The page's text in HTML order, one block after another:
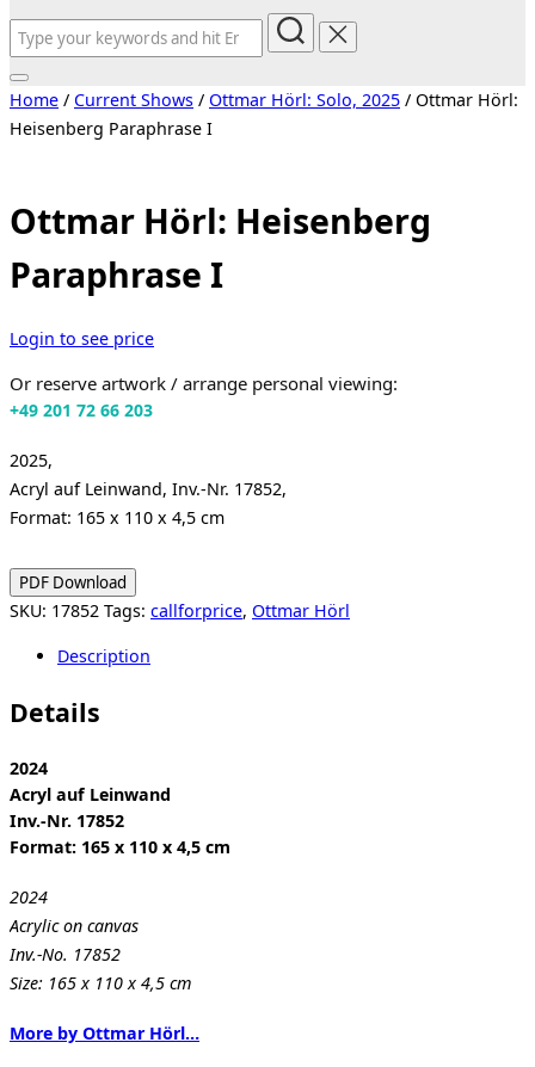
Search
for:
Toggle
sidebar
&
Home / Current Shows / Ottmar Hörl: Solo, 2025 / Ottmar Hörl:
Heisenberg Paraphrase I
Ottmar Hörl: Heisenberg
Paraphrase I
Login to see price
Or reserve artwork / arrange personal viewing:
+49 201 72 66 203
2025,
Acryl auf Leinwand, Inv.-Nr. 17852,
Format: 165 x 110 x 4,5 cm
PDF Download
SKU: 17852 Tags: callforprice, Ottmar Hörl
Description
Details
2024
Acryl auf Leinwand
Inv.-Nr. 17852
Format: 165 x 110 x 4,5 cm
2024
Acrylic on canvas
Inv.-No. 17852
Size: 165 x 110 x 4,5 cm
More by Ottmar Hörl…